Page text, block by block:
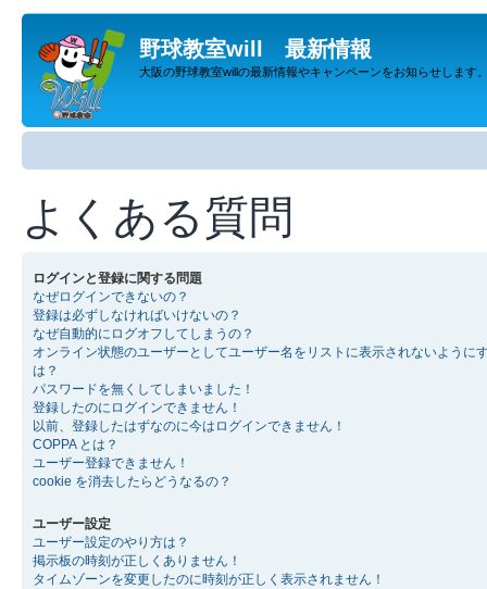
野球教室will 最新情報
大阪の野球教室willの最新情報やキャンペーンをお知らせします
よくある質問
ログインと登録に関する問題
なぜログインできないの？
登録は必ずしなければいけないの？
なぜ自動的にログオフしてしまうの？
オンライン状態のユーザーとしてユーザー名をリストに表示されないように
は？
パスワードを無くしてしまいました！
登録したのにログインできません！
以前、登録したはずなのに今はログインできません！
COPPA とは？
ユーザー登録できません！
cookie を消去したらどうなるの？
ユーザー設定
ユーザー設定のやり方は？
掲示板の時刻が正しくありません！
タイムゾーンを変更したのに時刻が正しく表示されません！